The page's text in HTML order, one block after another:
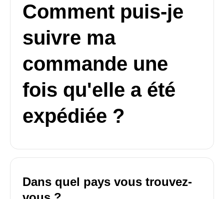
Comment puis-je
suivre ma
commande une
fois qu'elle a été
expédiée ?
Dans quel pays vous trouvez-